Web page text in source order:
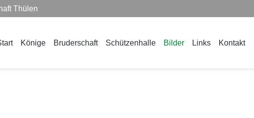
Thülen
Könige Bruderschaft Schützenhalle Bilder Links Kontakt